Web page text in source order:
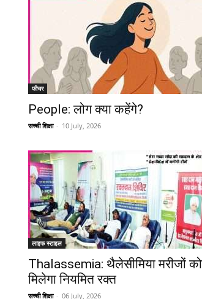
Telegram
फीचर
People: लोग क्या कहेंगे?
सच्ची शिक्षा - 10 July, 2026
लाइफ स्टाइल
Thalassemia: थैलेसीमिया मरीजों को
मिलेगा नियमित रक्त
सच्ची शिक्षा - 06 July, 2026